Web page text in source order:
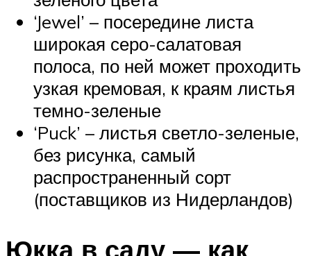
‘Jewel’ – посередине листа
широкая серо-салатовая
полоса, по ней может проходить
узкая кремовая, к краям листья
темно-зеленые
‘Puck’ – листья светло-зеленые,
без рисунка, самый
распространенный сорт
(поставщиков из Нидерландов)
Юкка в саду — как